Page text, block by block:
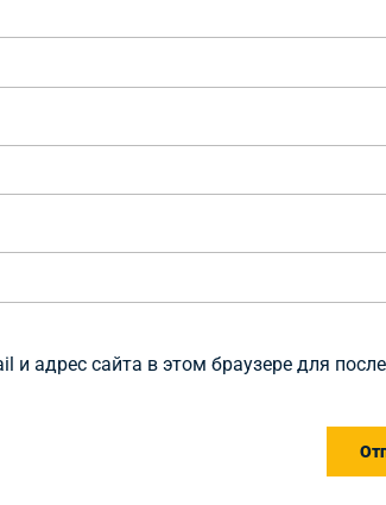
и адрес сайта в этом браузере для